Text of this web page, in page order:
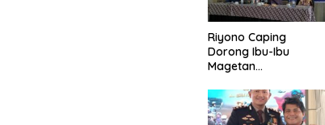
Riyono Caping
Dorong Ibu-Ibu
Magetan
Ikan, Perkuat Budaya
Gemar Makan Ikan